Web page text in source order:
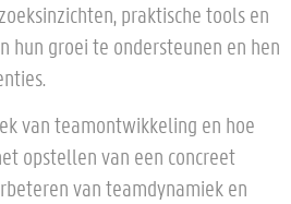
praktische tools en
hun groei te ondersteunen en hen
van teamontwikkeling en hoe
opstellen van een concreet
van teamdynamiek en